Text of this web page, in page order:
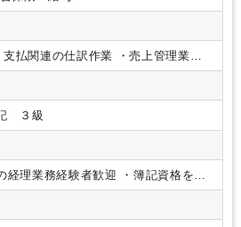
支払関連の仕訳作業 ・売上管理業務
迎 主に経理業務を担当していただき
務もお手伝いいただく可能性がござ
３級
経理業務経験者歓迎
・簿記資格をお